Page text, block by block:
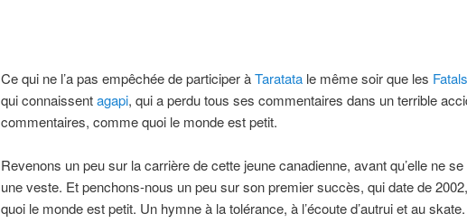
Ce qui ne l’a pas empêchée de participer àTaratata le même soir que les
qui connaissentagapi, qui a perdu tous ses commentaires dans un terrible
commentaires, comme quoi le monde est petit.
Revenons un peu sur la carrière de cette jeune canadienne, avant qu’elle ne
une veste. Et penchons-nous un peu sur son premier succès, qui date de
quoi le monde est petit. Un hymne à la tolérance, à l’écoute d’autrui et au skate.